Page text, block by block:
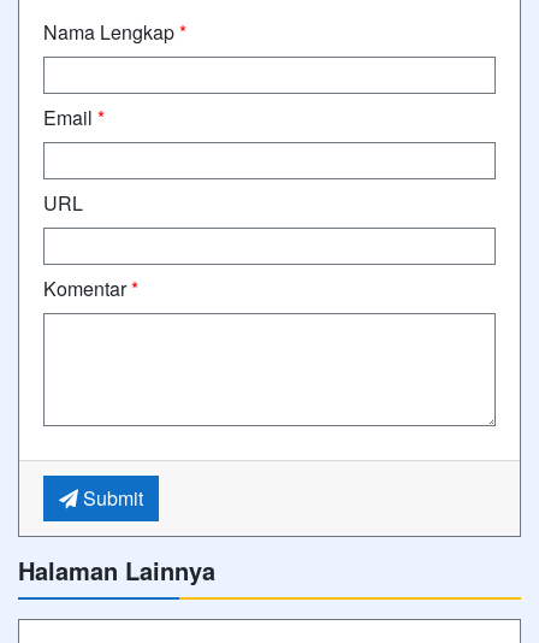
Nama Lengkap*
Email *
URL
Komentar*
Submit
Halaman Lainnya